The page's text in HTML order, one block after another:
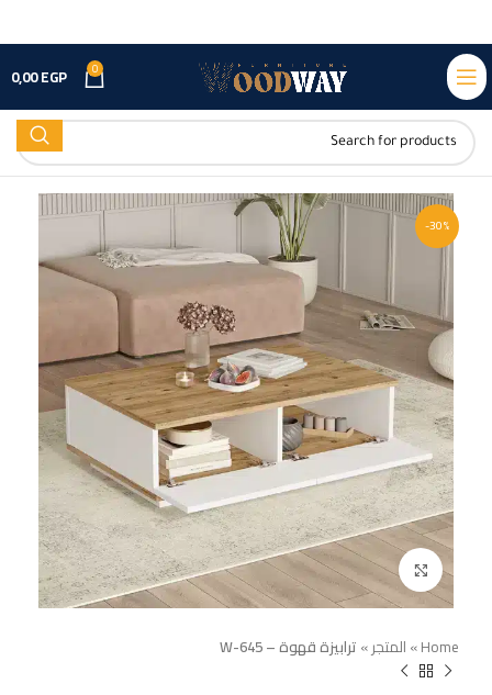
0
0,00EGP
-30%
Click to enlarge
Home
» المتجر» ترابيزة قهوة – W-645